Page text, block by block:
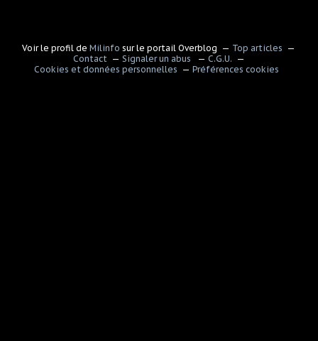
Voir le profil deMilinfo sur le portail Overblog
Top articles
Contact
Signaler un abus
C.G.U.
Cookies et données personnelles
Préférences cookies